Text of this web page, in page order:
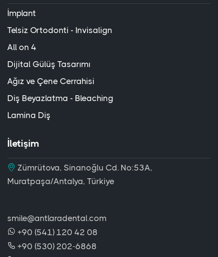
İmplant
Telsiz Ortodonti - Invisalign
All on 4
Dijital Gülüş Tasarımı
Ağız ve Çene Cerrahisi
Diş Beyazlatma - Bleaching
Lamina Diş
İletişim
Zümrütova, Sinanoğlu Cd. No:53A,
Muratpaşa/Antalya, Türkiye
smile@antlaradental.com
+90 (541) 120 42 08
+90 (530) 202-6868